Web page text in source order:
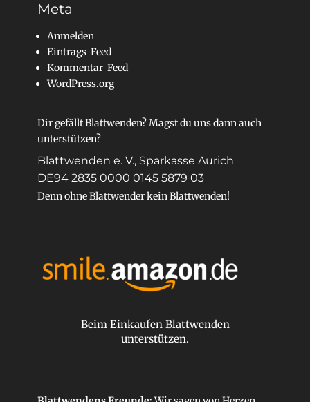
Meta
Anmelden
Eintrags-Feed
Kommentar-Feed
WordPress.org
Dir gefällt Blattwenden? Magst du uns dann auch
unterstützen?
Blattwenden e. V., Sparkasse Aurich
DE94 2835 0000 0145 5879 03
Denn ohne Blattwender kein Blattwenden!
Beim Einkaufen Blattwenden
unterstützen.